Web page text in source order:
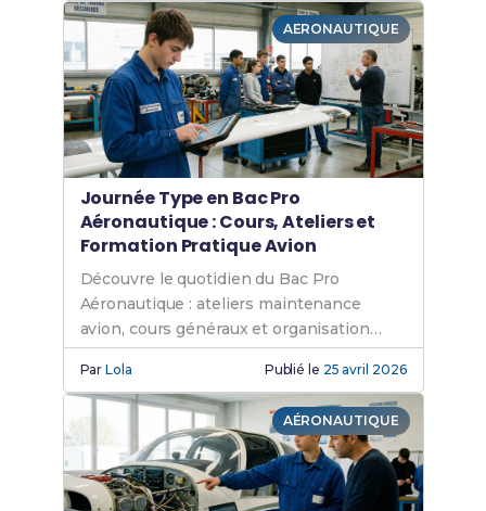
formation continue, lecontrat d'apprentissage, le
CPF, l'organismeFrance Travail, leplan de
licenciementou encore desaides régionales
spécifiques.
AERONAUTIQUE
Journée Type en Bac Pro
Aéronautique : Cours, Ateliers et
Formation Pratique Avion
Découvre le quotidien du Bac Pro
Aéronautique : ateliers maintenance
avion, cours généraux et organisation
pédagogique pour ta carrière
aéronautique.
ParLola Publié le 25 avril 2026
AÉRONAUTIQUE